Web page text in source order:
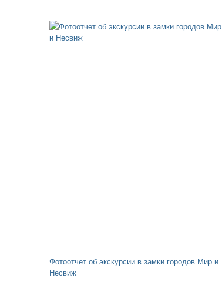
Фотоотчет об экскурсии в замки городов Мир и
Несвиж